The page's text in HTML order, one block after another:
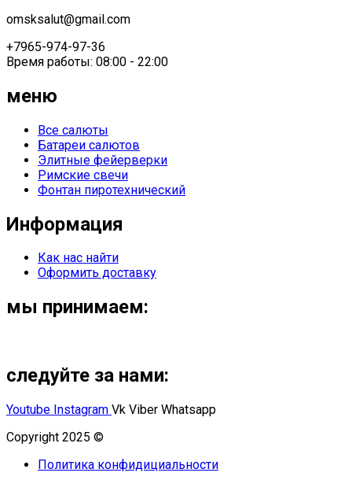
omsksalut@gmail.com
+7965-974-97-36
Время работы: 08:00 - 22:00
меню
Все салюты
Батареи салютов
Элитные фейерверки
Римские свечи
Фонтан пиротехнический
Информация
Как нас найти
Оформить доставку
мы принимаем:
следуйте за нами:
Youtube Instagram Vk Viber Whatsapp
Copyright 2025 ©
Политика конфидициальности